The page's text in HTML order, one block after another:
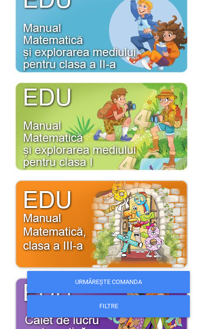
URMĂREȘTE COMANDA
FILTRE